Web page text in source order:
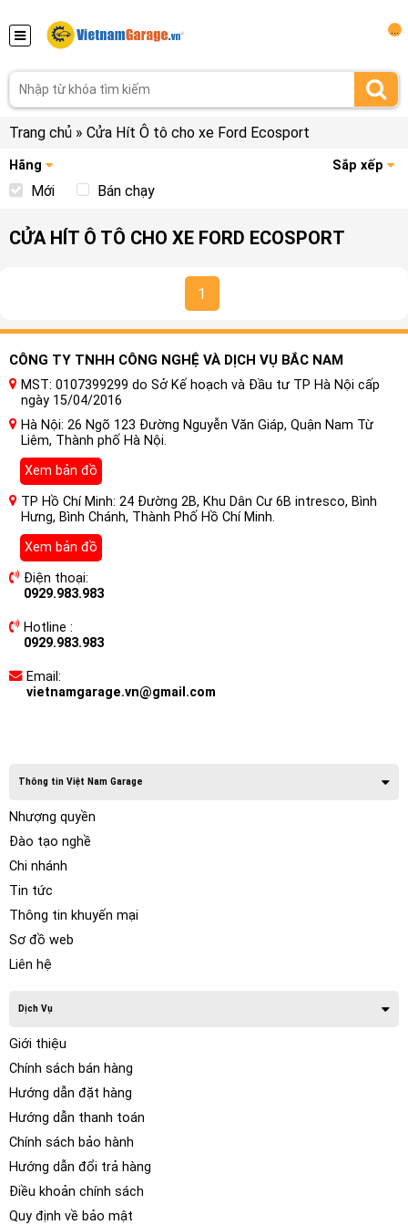
Trang chủ » Cửa Hít Ô tô cho xe Ford Ecosport
Hãng Sắp xếp
Mới Bán chạy
CỬA HÍT Ô TÔ CHO XE FORD ECOSPORT
1
CÔNG TY TNHH CÔNG NGHỆ VÀ DỊCH VỤ BẮC NAM
MST: 0107399299 do Sở Kế hoạch và Đầu tư TP Hà Nội cấp
ngày 15/04/2016
Hà Nội: 26 Ngõ 123 Đường Nguyễn Văn Giáp, Quận Nam Từ
Liêm, Thành phố Hà Nội.
Xem bản đồ
TP Hồ Chí Minh: 24 Đường 2B, Khu Dân Cư 6B intresco, Bình
Hưng, Bình Chánh, Thành Phố Hồ Chí Minh.
Xem bản đồ
Điện thoại:
0929.983.983
Hotline :
0929.983.983
Email:
vietnamgarage.vn@gmail.com
Thông tin Việt Nam Garage
Nhượng quyền
Đào tạo nghề
Chi nhánh
Tin tức
Thông tin khuyến mại
Sơ đồ web
Liên hệ
Dịch Vụ
Giới thiệu
Chính sách bán hàng
Hướng dẫn đặt hàng
Hướng dẫn thanh toán
Chính sách bảo hành
Hướng dẫn đổi trả hàng
Điều khoản chính sách
Quy định về bảo mật